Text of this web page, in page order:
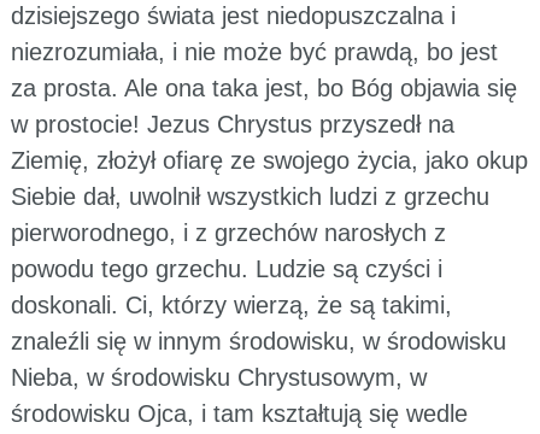
dzisiejszego świata jest niedopuszczalna i
niezrozumiała, i nie może być prawdą, bo jest
za prosta. Ale ona taka jest, bo Bóg objawia się
w prostocie! Jezus Chrystus przyszedł na
Ziemię, złożył ofiarę ze swojego życia, jako okup
Siebie dał, uwolnił wszystkich ludzi z grzechu
pierworodnego, i z grzechów narosłych z
powodu tego grzechu. Ludzie są czyści i
doskonali. Ci, którzy wierzą, że są takimi,
znaleźli się w innym środowisku, w środowisku
Nieba, w środowisku Chrystusowym, w
środowisku Ojca, i tam kształtują się wedle